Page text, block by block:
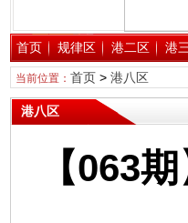
首页 规律区 港二区 港
当前位置： 首页> 港八区
港八区
【063